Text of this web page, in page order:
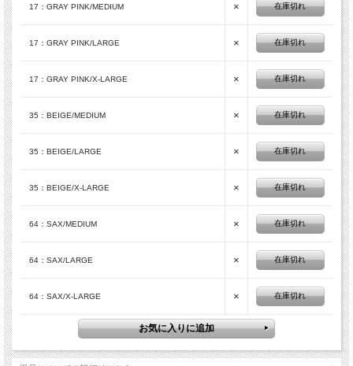
17：GRAY PINK/MEDIUM × 在庫切れ
17：GRAY PINK/LARGE × 在庫切れ
17：GRAY PINK/X-LARGE × 在庫切れ
35：BEIGE/MEDIUM × 在庫切れ
35：BEIGE/LARGE × 在庫切れ
35：BEIGE/X-LARGE × 在庫切れ
64：SAX/MEDIUM × 在庫切れ
64：SAX/LARGE × 在庫切れ
64：SAX/X-LARGE × 在庫切れ